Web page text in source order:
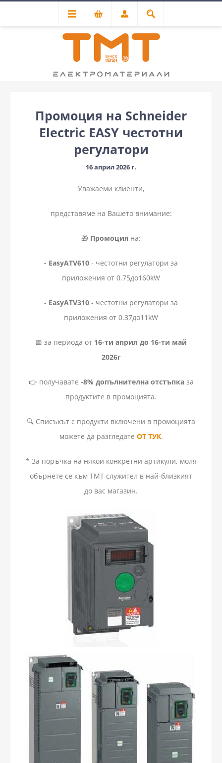
Промоция на Schneider
Electric EASY честотни
регулатори
16 април 2026 г.
Уважаеми клиенти,
представяме на Вашето внимание:
🎁 Промоция на:
- EasyATV610 - честотни регулатори за
приложения от 0.75до160kW
- EasyATV310 - честотни регулатори за
приложения от 0.37дo11kW
📅 за периода от 16-ти април до 16-ти май
2026г
👉 получавате -8% допълнителна отстъпказа
продуктите в промоцията.
🔍 Списъкът с продукти включени в промоцията
можете да разгледате ОТ ТУК.
* За поръчка на някои конкретни артикули, моля
обърнете се към ТМТ служител в най-близкият
до вас магазин.